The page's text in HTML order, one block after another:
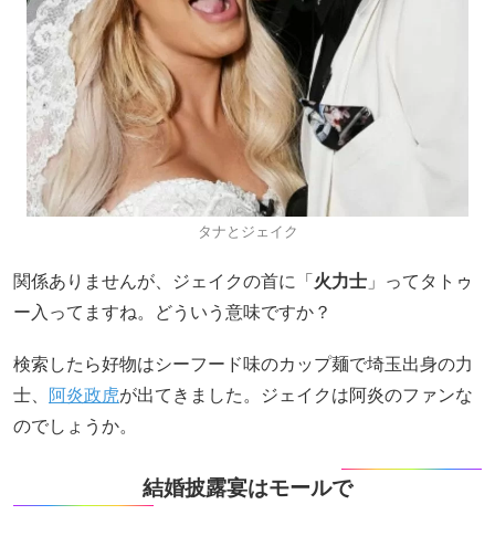
タナとジェイク
関係ありませんが、ジェイクの首に「火力士 」ってタトゥ
ー入ってますね。どういう意味ですか？
検索したら好物はシーフード味のカップ麺で埼玉出身の力
士、 阿炎政虎が出てきました。ジェイクは阿炎のファンな
のでしょうか。
結婚披露宴はモールで